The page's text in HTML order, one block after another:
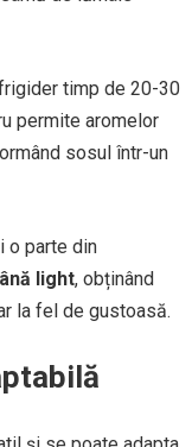
timp de 20-30
permite aromelor
sosul într-un
o parte din
light, obținând
la fel de gustoasă.